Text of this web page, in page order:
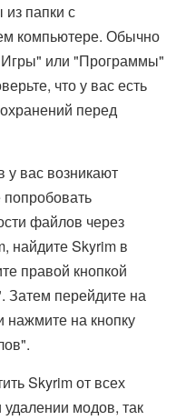
папки с
компьютере. Обычно
или "Программы"
что у вас есть
перед
у вас возникают
файлов через
найдите Skyrim в
правой кнопкой
перейдите на
на кнопку
Skyrim от всех
модов, так